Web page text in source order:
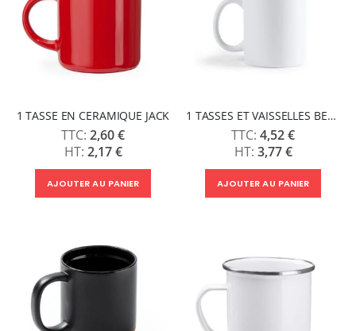
1 TASSE EN CERAMIQUE JACK
2,60 €
2,17 €
AJOUTER AU PANIER
1 TASSES ET VAISSELLES BERRY
4,52 €
3,77 €
AJOUTER AU PANIER